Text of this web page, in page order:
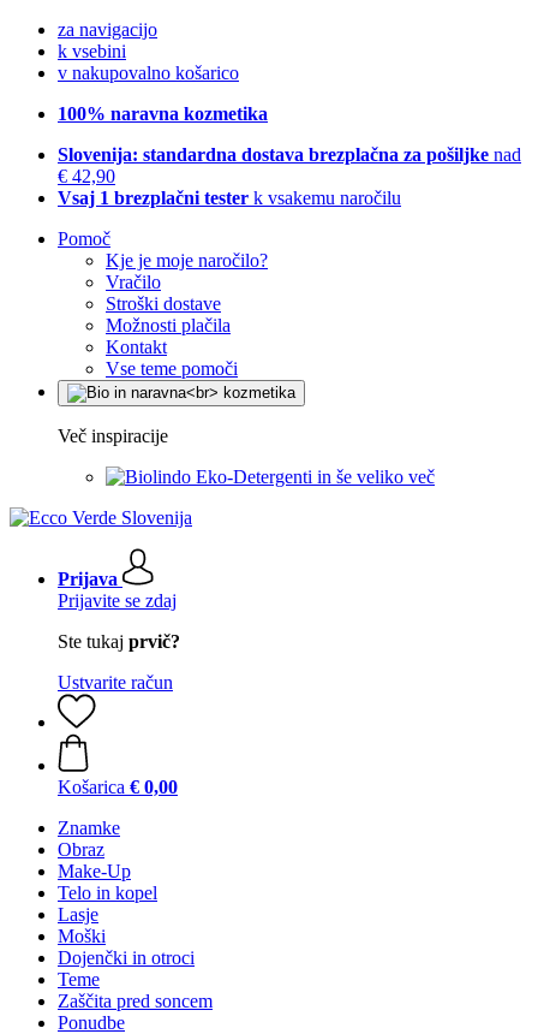
za navigacijo
k vsebini
v nakupovalno košarico
100% naravna kozmetika
Slovenija: standardna dostava brezplačna za pošiljke nad
€ 42,90
Vsaj 1 brezplačni tester k vsakemu naročilu
Pomoč
Kje je moje naročilo?
Vračilo
Stroški dostave
Možnosti plačila
Kontakt
Vse teme pomoči
Več inspiracije
Eko-Detergenti in še veliko več
Prijava
Prijavite se zdaj
Ste tukaj prvič?
Ustvarite račun
Košarica € 0,00
Znamke
Obraz
Make-Up
Telo in kopel
Lasje
Moški
Dojenčki in otroci
Teme
Zaščita pred soncem
Ponudbe